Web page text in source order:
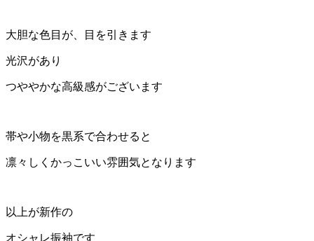
大胆な色目が、目を引きます
光沢があり
つややかな高級感がございます
帯や小物を黒系で合わせると
凛々しくかっこいい雰囲気となります
以上が新作の
オシャレ振袖です